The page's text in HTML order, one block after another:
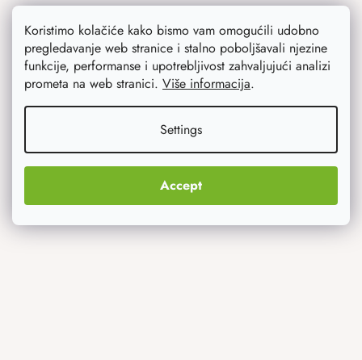
Koristimo kolačiće kako bismo vam omogućili udobno
pregledavanje web stranice i stalno poboljšavali njezine
funkcije, performanse i upotrebljivost zahvaljujući analizi
prometa na web stranici. Više informacija.
Settings
Accept
Opći uvjeti poslovanja
Zaštita osobnih podataka
Savjetujemo vas
Inspiracija